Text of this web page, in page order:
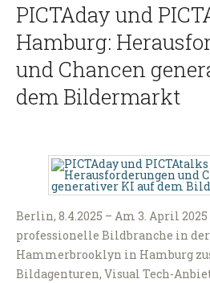
PICTAday und
Hamburg:
und Chancen
dem Bildermarkt
Berlin, 8.4.2025 – Am 3. April
professionelle Bildbranche in
Hammerbrooklyn in Hamburg
Bildagenturen, Visual Tech-